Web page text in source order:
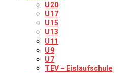
U20
U17
U15
U13
U11
U9
U7
TEV – Eislaufschule